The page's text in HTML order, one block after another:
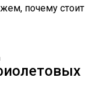
почему стоит